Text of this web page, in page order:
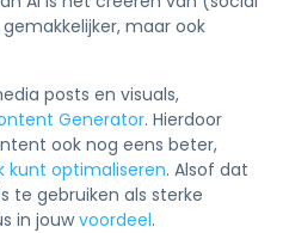
maar ook
posts en visuals,
Generator. Hierdoor
ook nog eens beter,
kunt optimaliseren. Alsof dat
te gebruiken als sterke
in jouwvoordeel.